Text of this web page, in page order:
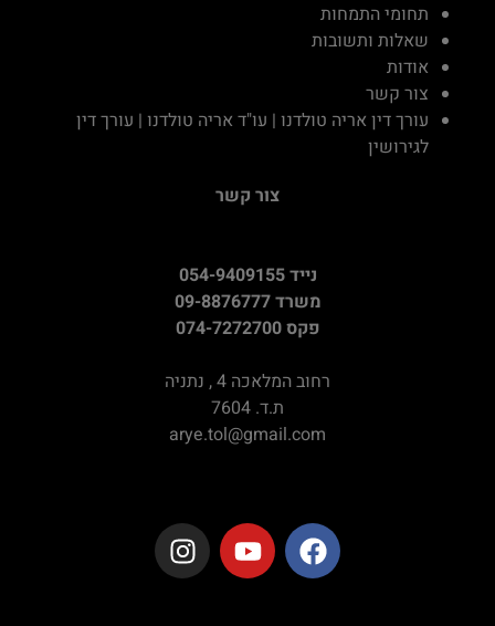
תחומי התמחות
שאלות ותשובות
אודות
צור קשר
עורך דין אריה טולדנו | עו"ד אריה טולדנו | עורך דין
לגירושין
צור קשר
נייד 054-9409155
משרד 09-8876777
פקס 074-7272700
רחוב המלאכה 4 , נתניה
ת.ד. 7604
arye.tol@gmail.com